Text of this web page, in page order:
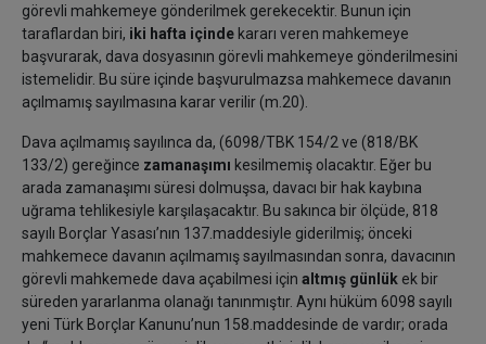
görevli mahkemeye gönderilmek gerekecektir. Bunun için
taraflardan biri, iki hafta içinde kararı veren mahkemeye
başvurarak, dava dosyasının görevli mahkemeye gönderilmesini
istemelidir. Bu süre içinde başvurulmazsa mahkemece davanın
açılmamış sayılmasına karar verilir (m.20).
Dava açılmamış sayılınca da, (6098/TBK 154/2 ve (818/BK
133/2) gereğince zamanaşımı kesilmemiş olacaktır. Eğer bu
arada zamanaşımı süresi dolmuşsa, davacı bir hak kaybına
uğrama tehlikesiyle karşılaşacaktır. Bu sakınca bir ölçüde, 818
sayılı Borçlar Yasası’nın 137.maddesiyle giderilmiş; önceki
mahkemece davanın açılmamış sayılmasından sonra, davacının
görevli mahkemede dava açabilmesi için altmış günlük ek bir
süreden yararlanma olanağı tanınmıştır. Aynı hüküm 6098 sayılı
yeni Türk Borçlar Kanunu’nun 158.maddesinde de vardır; orada